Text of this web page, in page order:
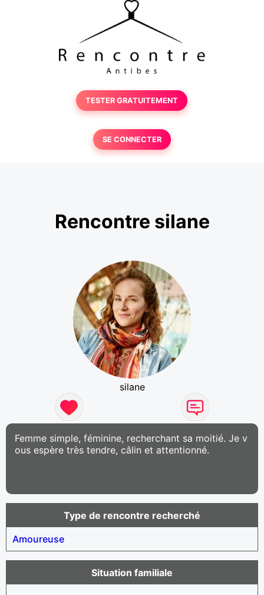
TESTER GRATUITEMENT
SE CONNECTER
Rencontre silane
silane
Femme simple, féminine, recherchant sa moitié. Je v
ous espère très tendre, câlin et attentionné.
Type de rencontre recherché
Amoureuse
Situation familiale